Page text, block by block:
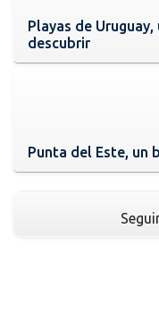
Playas de
descubrir
Punta del Este, un